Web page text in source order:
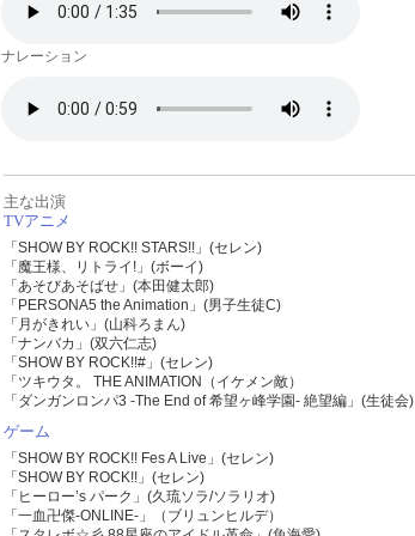
ナレーション
主な出演
TVアニメ
「SHOW BY ROCK!! STARS!!」(セレン)
「魔王様、リトライ!」(ボーイ)
「あそびあそばせ」(本田健太郎)
「PERSONA5 the Animation」(男子生徒C)
「月がきれい」(山科ろまん)
「ナンバカ」(双六仁志)
「SHOW BY ROCK!!#」(セレン)
「ツキウタ。 THE ANIMATION（イケメン敵）
「ダンガンロンパ3 -The End of 希望ヶ峰学園- 絶望編」(生徒会)
ゲーム
「SHOW BY ROCK!! Fes A Live」(セレン)
「SHOW BY ROCK!!」(セレン)
「ヒーロー’s パーク」(久琉ソラ/ソラリオ)
「一血卍傑-ONLINE-」（ブリュンヒルデ）